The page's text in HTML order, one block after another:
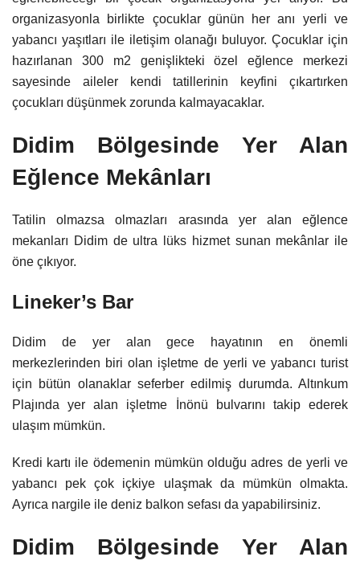
organizasyonla birlikte çocuklar günün her anı yerli ve
yabancı yaşıtları ile iletişim olanağı buluyor. Çocuklar için
hazırlanan 300 m2 genişlikteki özel eğlence merkezi
sayesinde aileler kendi tatillerinin keyfini çıkartırken
çocukları düşünmek zorunda kalmayacaklar.
Didim Bölgesinde Yer Alan
Eğlence Mekânları
Tatilin olmazsa olmazları arasında yer alan eğlence
mekanları Didim de ultra lüks hizmet sunan mekânlar ile
öne çıkıyor.
Lineker’s Bar
Didim de yer alan gece hayatının en önemli
merkezlerinden biri olan işletme de yerli ve yabancı turist
için bütün olanaklar seferber edilmiş durumda. Altınkum
Plajında yer alan işletme İnönü bulvarını takip ederek
ulaşım mümkün.
Kredi kartı ile ödemenin mümkün olduğu adres de yerli ve
yabancı pek çok içkiye ulaşmak da mümkün olmakta.
Ayrıca nargile ile deniz balkon sefası da yapabilirsiniz.
Didim Bölgesinde Yer Alan